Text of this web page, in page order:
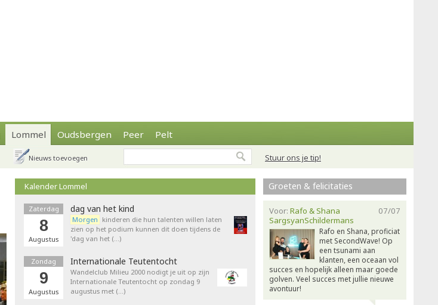
Lommel Oudsbergen Peer Pelt
Stuur ons je tip!
Nieuws toevoegen
Kalender Lommel
Zaterdag
8
Augustus
dag van het kind
Morgen kinderen die hun talenten willen laten
zien op het podium kunnen dit doen tijdens de
'dag van het (…)
Zondag
9
Augustus
Internationale Teutentocht
Wandelclub Milieu 2000 nodigt je uit op zijn
Internationale Teutentocht op zondag 9
augustus met (…)
Groeten & felicitaties
07/07
Voor: Rafo & Shana
SargsyanSchildermans
Rafo en Shana, proficiat
met SecondWave! Op
een tsunami aan
klanten, een oceaan vol
succes en hopelijk alleen maar goede
golven. Veel succes met jullie nieuwe
avontuur!